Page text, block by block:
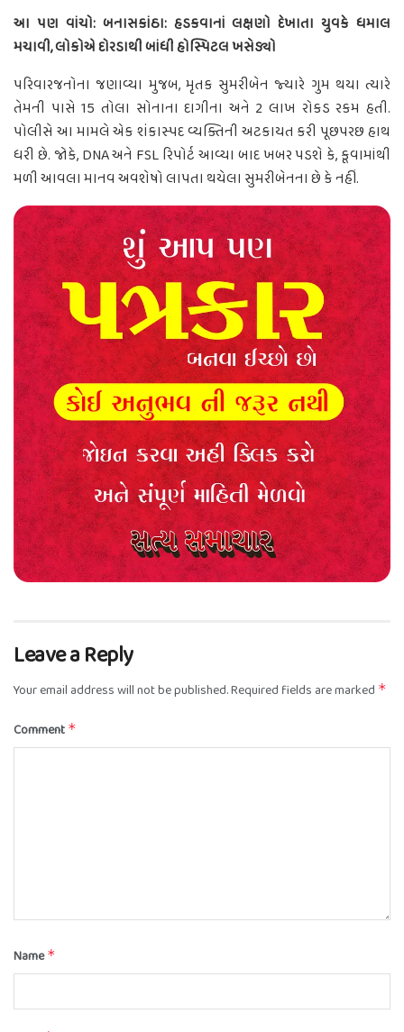
આ પણ વાંચો: બનાસકાંઠા: હડકવાનાં લક્ષણો દેખાતા યુવકે ધમાલ
મચાવી, લોકોએ દોરડાથી બાંધી હોસ્પિટલ ખસેડ્યો
પરિવારજનોના જણાવ્યા મુજબ, મૃતક સુમરીબેન જ્યારે ગુમ થયા ત્યારે
તેમની પાસે 15 તોલા સોનાના દાગીના અને 2 લાખ રોકડ રકમ હતી.
પોલીસે આ મામલે એક શંકાસ્પદ વ્યક્તિની અટકાયત કરી પૂછપરછ હાથ
ધરી છે. જોકે, DNA અને FSL રિપોર્ટ આવ્યા બાદ ખબર પડશે કે, કૂવામાંથી
મળી આવલા માનવ અવશેષો લાપતા થયેલા સુમરીબેનના છે કે નહીં.
Leave a Reply
Your email address will not be published.Required fields are marked *
Comment *
Name*